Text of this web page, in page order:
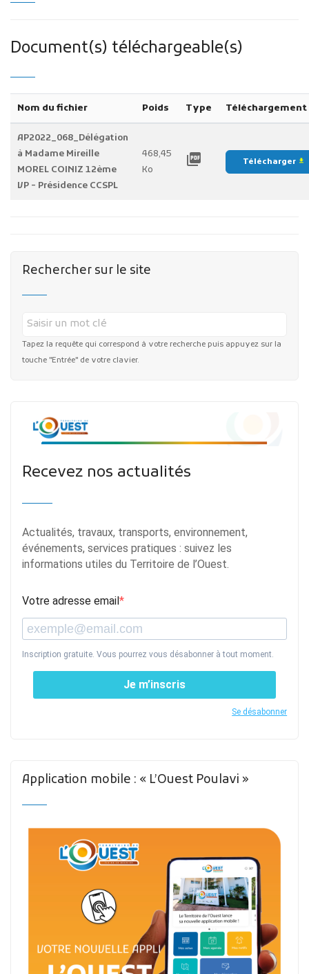
Document(s) téléchargeable(s)
Nom du fichier Poids Type Téléchargement
AP2022_068_Délégation
à Madame Mireille
MOREL COINIZ 12ème
VP - Présidence CCSPL
468,45
Ko
picture_as_pdf Télécharger file_download
Rechercher sur le site
Tapez la requête qui correspond à votre recherche puis appuyez sur la
touche "Entrée" de votre clavier.
Recevez nos actualités
Actualités, travaux, transports, environnement,
événements, services pratiques : suivez les
informations utiles du Territoire de l’Ouest.
Votre adresse email
Inscription gratuite. Vous pourrez vous désabonner à tout moment.
Je m’inscris
Se désabonner
Application mobile : « L’Ouest Poulavi »